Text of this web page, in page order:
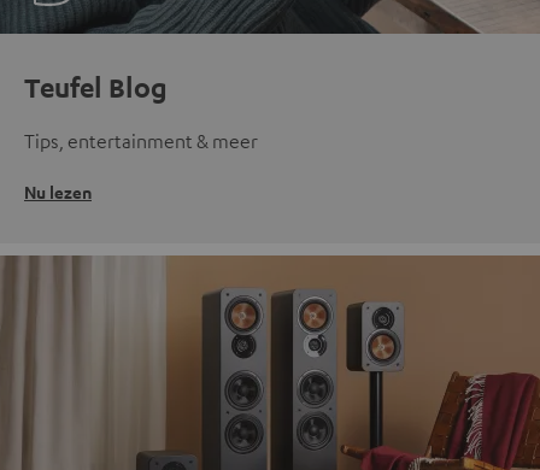
Teufel Blog
Tips, entertainment & meer
Nu lezen